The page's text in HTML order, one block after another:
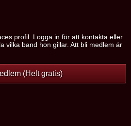
profil. Logga in för att kontakta eller
vilka band hon gillar. Att bli medlem är
(Helt gratis)